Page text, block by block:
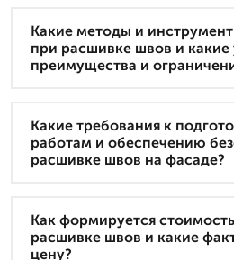
Какие методы и
при расшивке швов и какие
преимущества и
Какие требования к
работам и обеспечению
расшивке швов на фасаде?
Как формируется
расшивке швов и какие
цену?